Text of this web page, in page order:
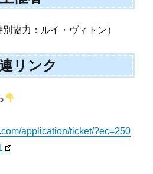
協力：ルイ・ヴィトン）
リンク
application/ticket/?ec=250